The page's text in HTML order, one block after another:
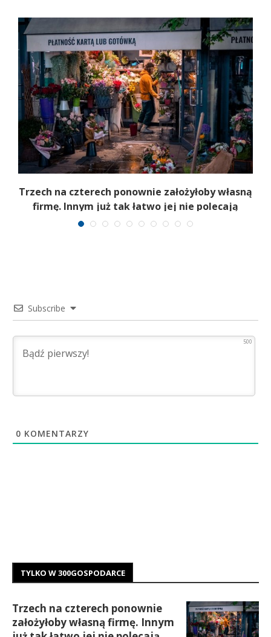
Trzech na czterech ponownie założyłoby własną
firmę. Innym już tak łatwo jej nie polecają
Subscribe
500
0 KOMENTARZY
TYLKO W 300GOSPODARCE
Trzech na czterech ponownie
założyłoby własną firmę. Innym